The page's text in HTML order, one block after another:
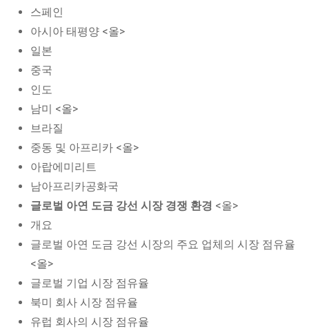
스페인
아시아 태평양 <올>
일본
중국
인도
남미 <올>
브라질
중동 및 아프리카 <올>
아랍에미리트
남아프리카공화국
글로벌 아연 도금 강선 시장 경쟁 환경 <올>
개요
글로벌 아연 도금 강선 시장의 주요 업체의 시장 점유율
<올>
글로벌 기업 시장 점유율
북미 회사 시장 점유율
유럽 회사의 시장 점유율